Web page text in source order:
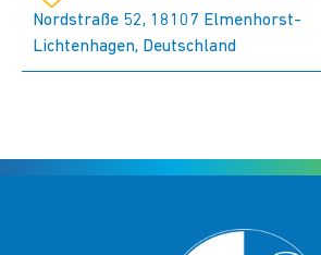
Nordstraße 52, 18107 Elmenhorst-
Lichtenhagen, Deutschland